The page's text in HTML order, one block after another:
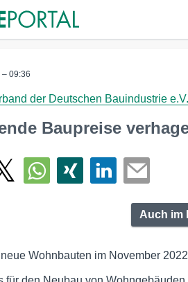
09:36
der Deutschen Bauindustrie e.V.
Baupreise
Auch im
Wohnbauten im November